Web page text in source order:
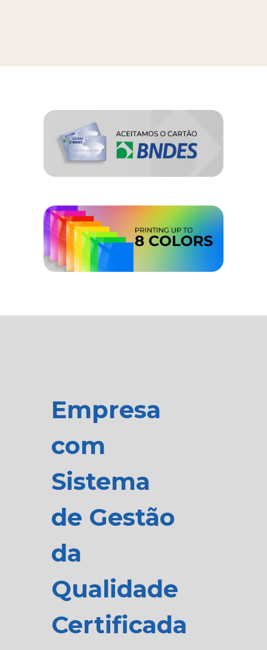
Empresa
com
Sistema
de Gestão
da
Qualidade
Certificada